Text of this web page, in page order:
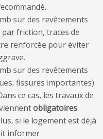
sur des revêtements
par friction, traces de
renforcée pour éviter
sur des revêtements
fissures importantes).
ce cas, les travaux de
obligatoires
si le logement est déjà
informer